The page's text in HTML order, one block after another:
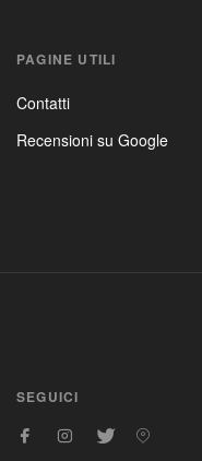
PAGINE UTILI
Contatti
Recensioni su Google
SEGUICI